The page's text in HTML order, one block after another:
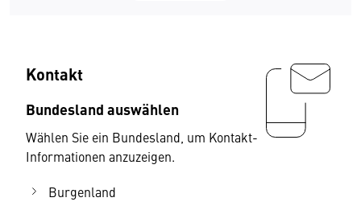
Ausbildungs-Dokumentationen und -Leitfäden
für Lehrberufe | L
Ausbildungs-Dokumentationen und -Leitfäden
für Lehrberufe | M
Ausbildungs-Dokumentationen und -Leitfäden
Kontakt
Bundesland auswählen
Wählen Sie ein Bundesland, um Kontakt-
Informationen anzuzeigen.
Burgenland